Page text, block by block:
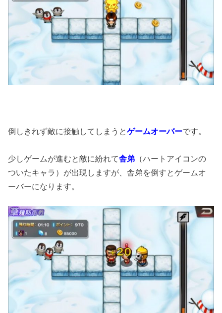
倒しきれず敵に接触してしまうとゲームオーバーです。
少しゲームが進むと敵に紛れて舎弟 （ハートアイコンの
ついたキャラ）が出現しますが、舎弟を倒すとゲームオ
ーバーになります。